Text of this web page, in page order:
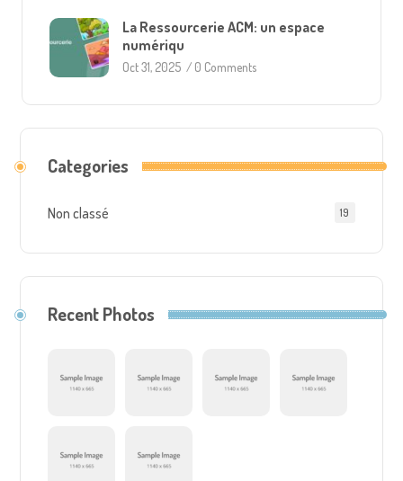
La Ressourcerie ACM: un espace
numériqu
Oct 31, 2025 / 0 Comments
Categories
Non classé 19
Recent Photos